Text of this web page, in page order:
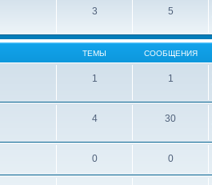
3 5
ТЕМЫ СООБЩЕНИЯ
1 1
4 30
0 0